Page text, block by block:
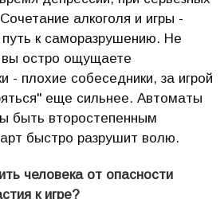
алкоголя и игры -
к саморазрушению. Не
вы остро ощущаете
- плохие собеседники, за игрой
еще сильнее. Автоматы
быть второстепенным
быстро разрушит волю.
человека от опасности
к игре?